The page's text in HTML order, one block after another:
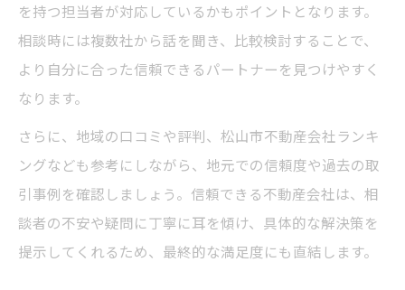
信頼できる不動産売却相談先の特徴とは
不動産売却で避けるべき業者の見分け方
口コミや評判を活かした相談先選びの方法
相談先選びで大切な比較ポイントと注意点
地元実績を重視した安心の売却相談体験とは
不動産売却で地元実績が重要視される理由
を持つ担当者が対応しているかもポイントとなります。
相談時には複数社から話を聞き、比較検討することで、
より自分に合った信頼できるパートナーを見つけやすく
なります。
さらに、地域の口コミや評判、松山市不動産会社ランキ
ングなども参考にしながら、地元での信頼度や過去の取
引事例を確認しましょう。信頼できる不動産会社は、相
談者の不安や疑問に丁寧に耳を傾け、具体的な解決策を
提示してくれるため、最終的な満足度にも直結します。